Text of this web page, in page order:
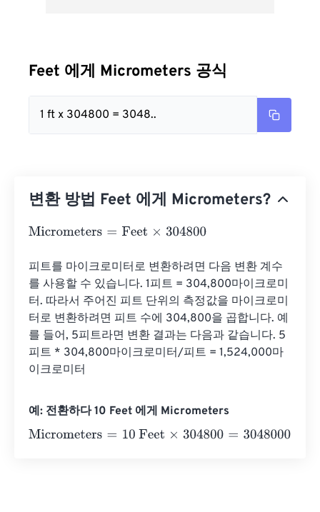
Feet 에게 Micrometers 공식
1 ft x 304800 = 3048..
변환 방법 Feet 에게 Micrometers?
Micrometers=Feet×304800
피트를 마이크로미터로 변환하려면 다음 변환 계수
를 사용할 수 있습니다. 1피트 = 304,800마이크로미
터. 따라서 주어진 피트 단위의 측정값을 마이크로미
터로 변환하려면 피트 수에 304,800을 곱합니다. 예
를 들어, 5피트라면 변환 결과는 다음과 같습니다. 5
피트 * 304,800마이크로미터/피트 = 1,524,000마
이크로미터
예: 전환하다 10 Feet 에게 Micrometers
Micrometers=10 Feet ×304800=3048000 Micrometers